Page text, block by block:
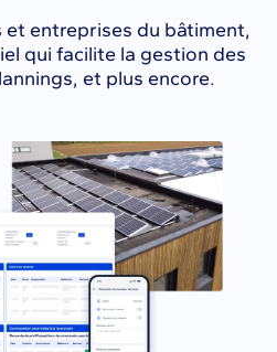
et entreprises du bâtiment,
qui facilite la gestion des
et plus encore.